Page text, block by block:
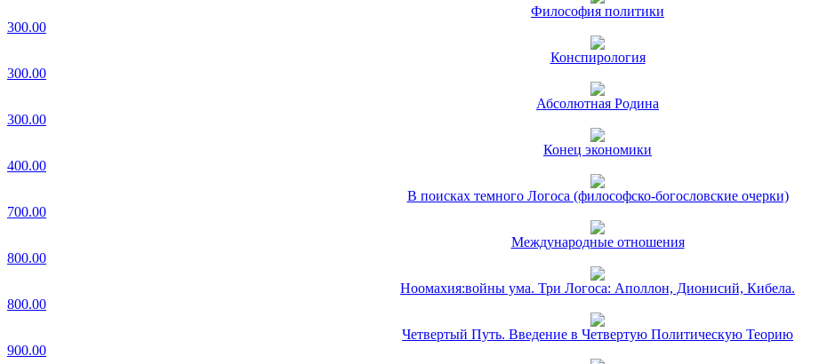
Философия политики
300.00
Конспирология
300.00
Абсолютная Родина
300.00
Конец экономики
400.00
В поисках темного Логоса (философско-богословские очерки)
700.00
Международные отношения
800.00
Ноомахия:войны ума. Три Логоса: Аполлон, Дионисий, Кибела.
800.00
Четвертый Путь. Введение в Четвертую Политическую Теорию
900.00